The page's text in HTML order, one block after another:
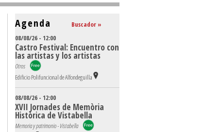
Agenda
Buscador »
08/08/26 - 12:00
Castro Festival: Encuentro con
las artistas y los artistas
Otros
Edificio Polifuncional de Alfondeguilla
08/08/26 - 12:00
XVII Jornades de Memòria
Històrica de Vistabella
Memoria y patrimonio - Vistabella